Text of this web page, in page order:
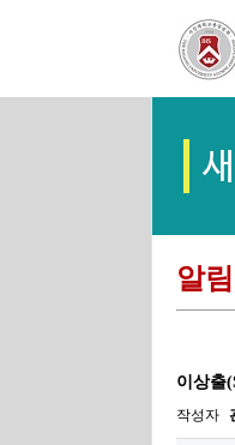
알
이상출
작성자